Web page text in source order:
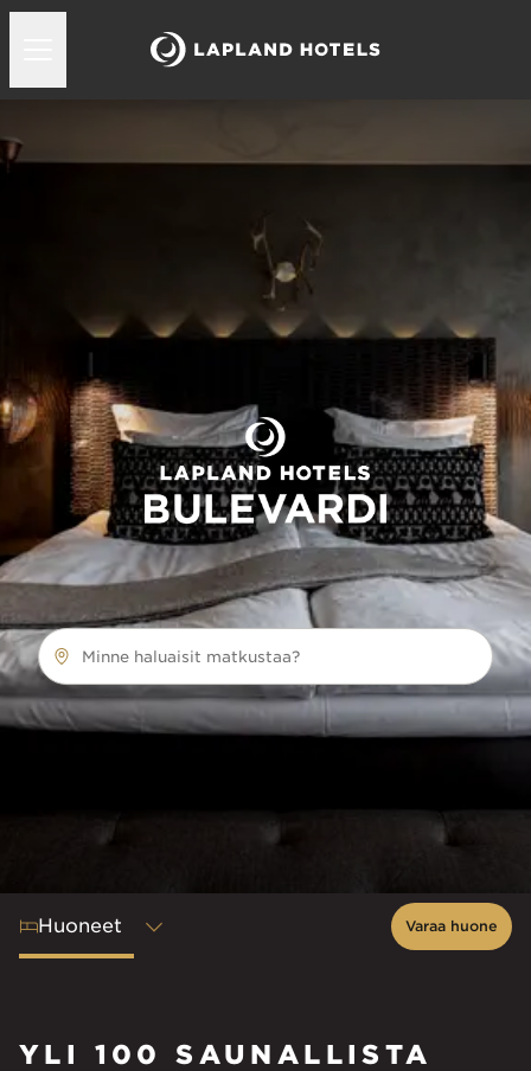
Lapland Hotels Bulevardi huoneet
Minne haluaisit matkustaa?
Huoneet Varaa huone
YLI 100 SAUNALLISTA